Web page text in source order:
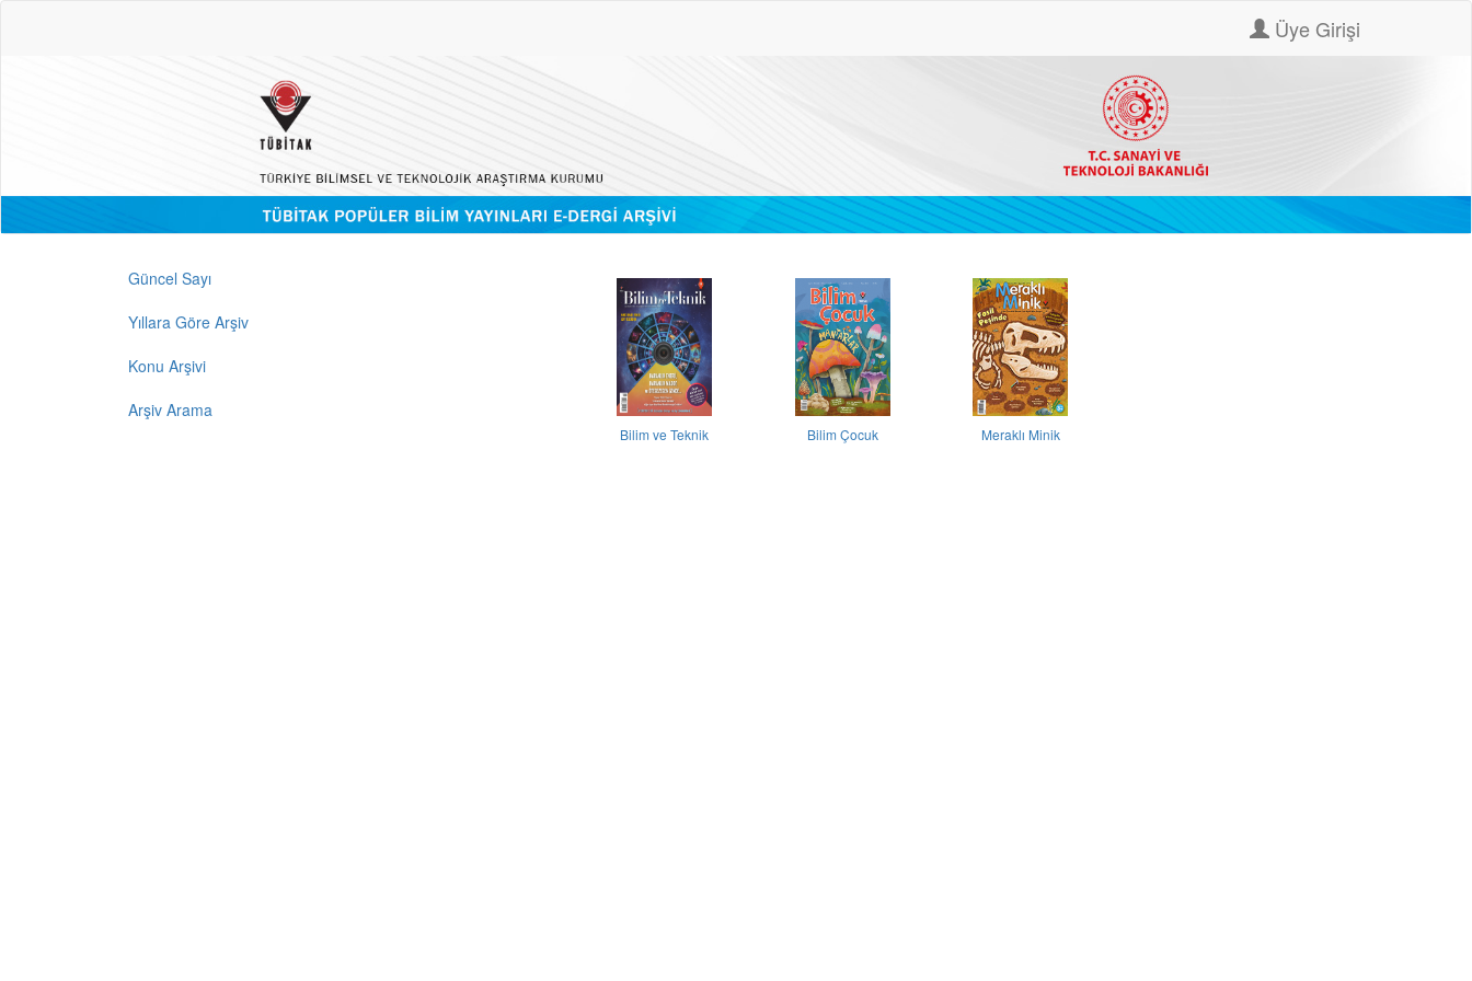
Üye Girişi
Güncel Sayı
Yıllara Göre Arşiv
Konu Arşivi
Arşiv Arama
Bilim ve Teknik Bilim Çocuk Meraklı Minik